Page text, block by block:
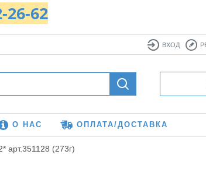
26-62
ВХОД
О НАС ОПЛАТА/ДОСТАВКА
арт.351128 (273г)